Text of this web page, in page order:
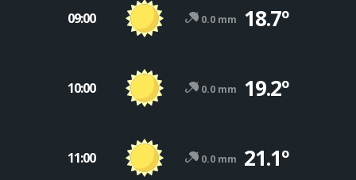
09:00 0.0 mm 18.7º
10:00 0.0 mm 19.2º
11:00 0.0 mm 21.1º